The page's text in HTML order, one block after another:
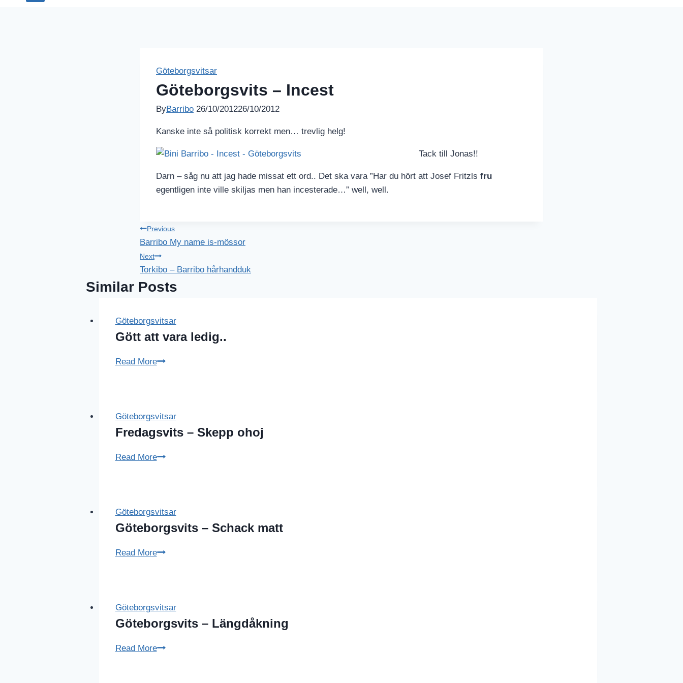
Göteborgsvitsar
Göteborgsvits – Incest
ByBarribo 26/10/201226/10/2012
Kanske inte så politisk korrekt men… trevlig helg!
Tack till Jonas!!
Darn – såg nu att jag hade missat ett ord.. Det ska vara ”Har du hört att Josef Fritzls fru
egentligen inte ville skiljas men han incesterade…” well, well.
Inläggsnavigering
Previous
Barribo My name is-mössor
Next
Torkibo – Barribo hårhandduk
Similar Posts
Göteborgsvitsar
Gött att vara ledig..
Read MoreGött
Göteborgsvitsar
Fredagsvits – Skepp ohoj
Read MoreFredagsvits
Göteborgsvitsar
Göteborgsvits – Schack matt
Read MoreGöteborgsvits
Göteborgsvitsar
Göteborgsvits – Längdåkning
Read MoreGöteborgsvits